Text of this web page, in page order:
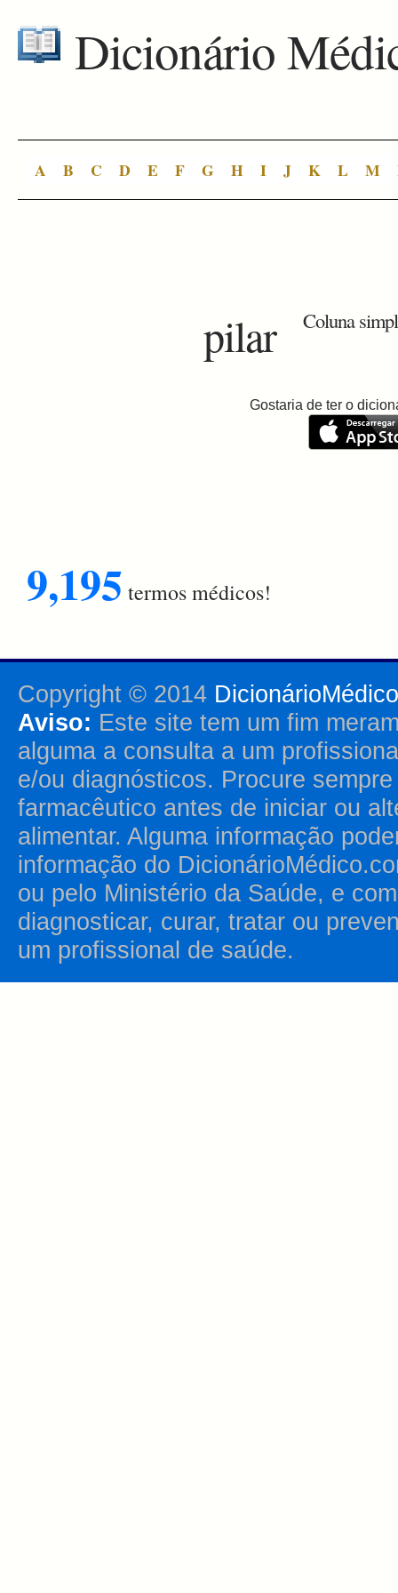
Dicionário
A B C D E F G H I J K L M
pilar Coluna
Gostaria de ter o
9,195 termos médicos!
Copyright © 2014
Aviso: Este site tem um fim
alguma a consulta a um
e/ou diagnósticos. Procure
farmacêutico antes de iniciar ou
alimentar. Alguma informação
informação do
ou pelo Ministério da Saúde, e
diagnosticar, curar, tratar ou
um profissional de saúde.